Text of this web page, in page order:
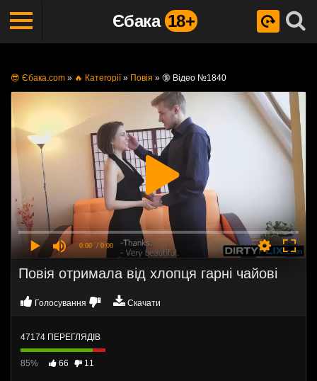
Єбака 18+
😎 Єбака.com » 🔥 Категорії» Повія » 🔞 Відео №1840
0:00 / 0:00
Повія отримала від хлопця гарні чайові
Голосування Скачати
47174 ПЕРЕГЛЯДІВ
85% 66 11